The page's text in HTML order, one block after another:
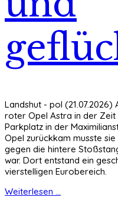
Landshut - pol
roter Opel Astra in der Zeit
Parkplatz in der
Opel zurückkam musste
gegen die hintere
war. Dort entstand ein
vierstelligen Eurobereich.
Weiterlesen ...